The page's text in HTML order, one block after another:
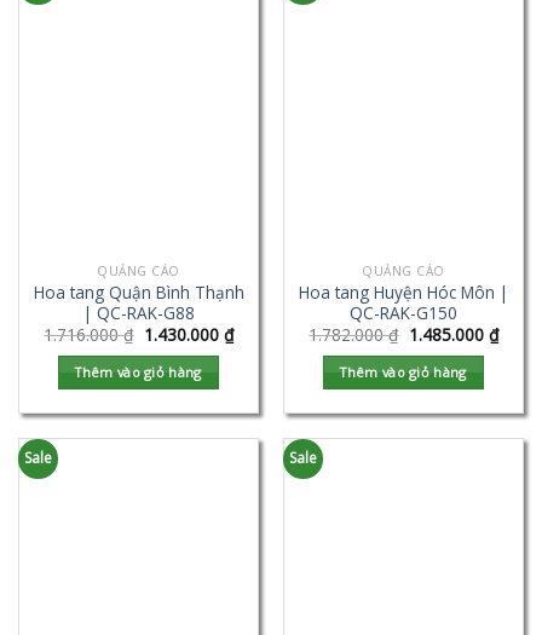
QUẢNG CÁO
Hoa tang Quận Bình Thạnh
| QC-RAK-G88
1.716.000₫ 1.430.000 ₫
Thêm vào giỏ hàng
QUẢNG CÁO
Hoa tang Huyện Hóc Môn |
QC-RAK-G150
1.782.000₫ 1.485.000 ₫
Thêm vào giỏ hàng
Sale Sale